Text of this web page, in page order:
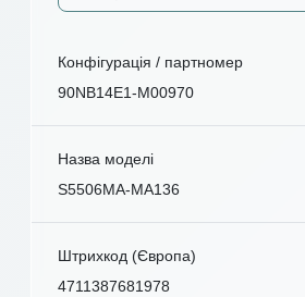
Конфігурація / партномер
90NB14E1-M00970
Назва моделі
S5506MA-MA136
Штрихкод (Європа)
4711387681978